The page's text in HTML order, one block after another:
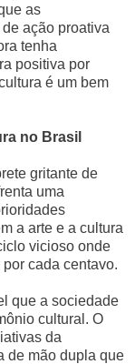
as
ação proativa
tenha
positiva por
é um bem
no Brasil
gritante de
uma
a arte e a cultura
vicioso onde
cada centavo.
que a sociedade
cultural. O
da
de mão dupla que